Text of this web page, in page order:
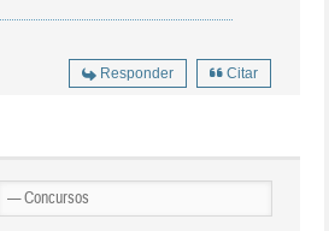
Responder Citar